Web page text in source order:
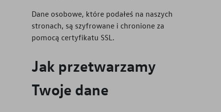
Dane osobowe, które podałeś na naszych
stronach, są szyfrowane i chronione za
pomocą certyfikatu SSL.
Jak przetwarzamy
Twoje dane